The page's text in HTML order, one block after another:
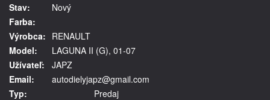
Stav:
Nový
Farba:
Výrobca: RENAULT
Model:
LAGUNA II (G), 01-07
Užívateľ:
JAPZ
Email:
autodielyjapz@gmail.com
Typ:
Predaj